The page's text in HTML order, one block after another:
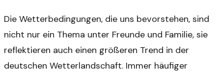
Die Wetterbedingungen, die uns bevorstehen, sind
nicht nur ein Thema unter Freunde und Familie, sie
reflektieren auch einen größeren Trend in der
deutschen Wetterlandschaft. Immer häufiger